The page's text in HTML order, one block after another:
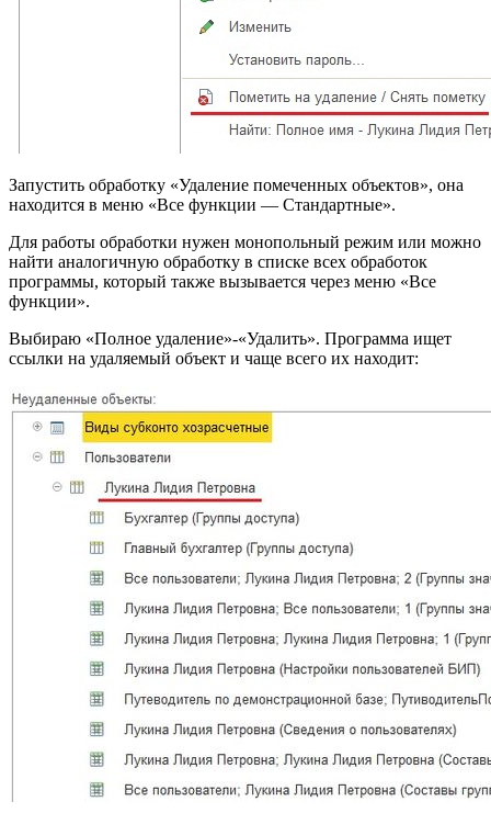
Запустить обработку «Удаление помеченных объектов», она
находится в меню «Все функции — Стандартные».
Для работы обработки нужен монопольный режим или можно
найти аналогичную обработку в списке всех обработок
программы, который также вызывается через меню «Все
функции».
Выбираю «Полное удаление»-«Удалить». Программа ищет
ссылки на удаляемый объект и чаще всего их находит: